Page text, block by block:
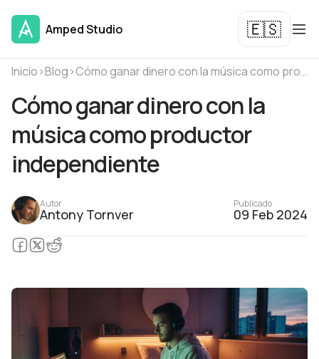
Amped Studio 🇪🇸
Inicio›Blog› Cómo ganar dinero con la música como productor independiente
Cómo ganar dinero con la
música como productor
independiente
Autor
Antony Tornver
Publicado
09 Feb 2024